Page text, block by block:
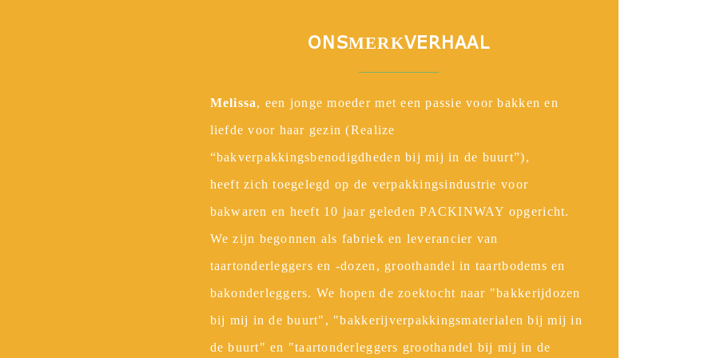
ONSMERKVERHAAL
Melissa, een jonge moeder met een passie voor bakken en
liefde voor haar gezin (Realize
“bakverpakkingsbenodigdheden bij mij in de buurt”),
heeft zich toegelegd op de verpakkingsindustrie voor
bakwaren en heeft 10 jaar geleden PACKINWAY opgericht.
We zijn begonnen als fabriek en leverancier van
taartonderleggers en -dozen, groothandel in taartbodems en
bakonderleggers. We hopen de zoektocht naar "bakkerijdozen
bij mij in de buurt", "bakkerijverpakkingsmaterialen bij mij in
de buurt" en "taartonderleggers groothandel bij mij in de